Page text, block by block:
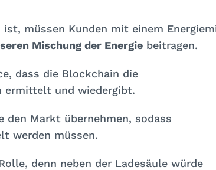
müssen Kunden mit einem
Mischung der Energie beitragen.
dass die Blockchain die
ermittelt und wiedergibt.
den Markt übernehmen, sodass
werden müssen.
denn neben der Ladesäule würde